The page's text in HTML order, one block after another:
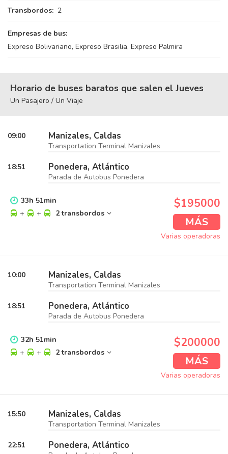
Transbordos: 2
Empresas de bus:
Expreso Bolivariano, Expreso Brasilia, Expreso Palmira
Horario de buses baratos que salen el Jueves
Un Pasajero / Un Viaje
09:00 Manizales, Caldas
Transportation Terminal Manizales
18:51 Ponedera, Atlántico
Parada de Autobus Ponedera
33h 51min
+
+ 2 transbordos
$195000
MÁS
Varias operadoras
10:00 Manizales, Caldas
Transportation Terminal Manizales
18:51 Ponedera, Atlántico
Parada de Autobus Ponedera
32h 51min
+
+ 2 transbordos
$200000
MÁS
Varias operadoras
15:50 Manizales, Caldas
Transportation Terminal Manizales
22:51 Ponedera, Atlántico